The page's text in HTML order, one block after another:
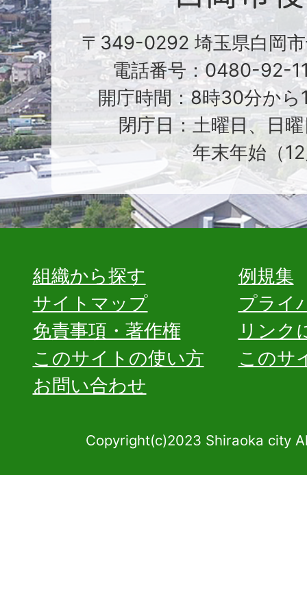
〒349-0292 埼玉県白岡
電話番号：0480-92-
開庁時間：8時30分から
閉庁日：土曜日、日
年末年始（
組織から探す
例規集
サイトマップ
プライ
免責事項・著作権
リンク
このサイトの使い方
このサ
お問い合わせ
Copyright(c)2023 Shiraoka city